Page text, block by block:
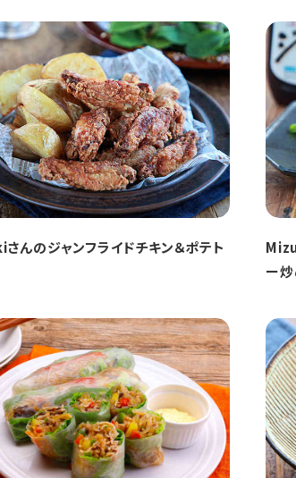
んのジャンフライドチキン＆ポテト
ー